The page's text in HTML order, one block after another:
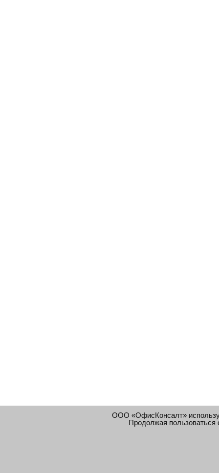
ООО «ОфисКонсалт»
Продолжая